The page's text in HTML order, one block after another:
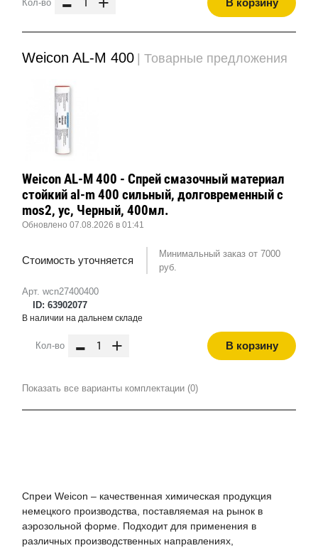
Кол-во В корзину
Weicon AL-M 400 | Товарные предложения
Арт. wcn27400400
ID: 63902077
Weicon AL-M 400 - Спрей смазочный материал
стойкий al-m 400 сильный, долговременный с
mos2, ус, Черный, 400мл.
Обновлено 07.08.2026 в 01:41
Стоимость уточняется
Минимальный заказ от 7000
руб.
В наличии на дальнем складе
Кол-во - + В корзину
Показать все варианты комплектации (0)
Спреи Weicon – качественная химическая продукция
немецкого производства, поставляемая на рынок в
аэрозольной форме. Подходит для применения в
различных производственных направлениях,